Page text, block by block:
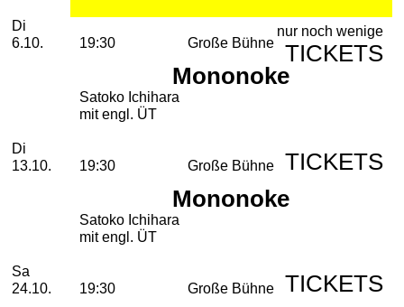
Dienstag, 06. Oktober 2026
Di
6.10.
19:30 Große Bühne
Mononoke
Satoko Ichihara
mit engl. ÜT
nur noch wenige
TICKETS
Dienstag, 13. Oktober 2026
Di
13.10.
19:30 Große Bühne
Mononoke
Satoko Ichihara
mit engl. ÜT
TICKETS
Samstag, 24. Oktober 2026
Sa
24.10.
19:30 Große Bühne TICKETS